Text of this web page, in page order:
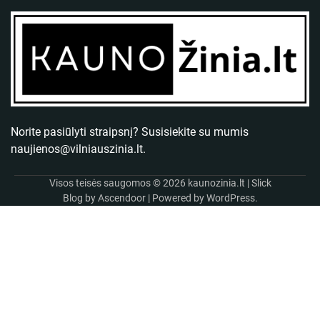
Norite pasiūlyti straipsnį? Susisiekite su mumis
naujienos@vilniauszinia.lt.
Visos teisės saugomos © 2026 kaunozinia.lt | Slick
Blog byAscendoor| Powered byWordPress.